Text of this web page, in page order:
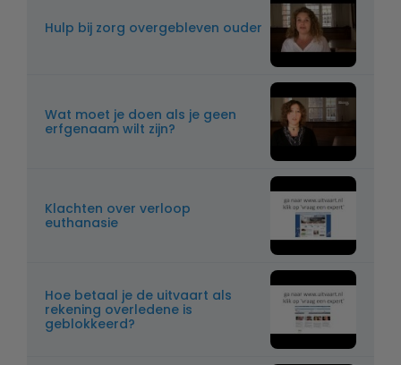
Hulp bij zorg overgebleven ouder
Wat moet je doen als je geen
erfgenaam wilt zijn?
Klachten over verloop
euthanasie
Hoe betaal je de uitvaart als
rekening overledene is
geblokkeerd?